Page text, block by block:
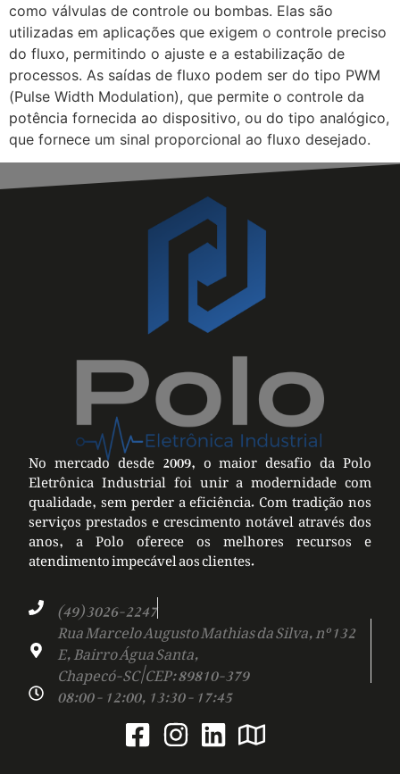
como válvulas de controle ou bombas. Elas são
utilizadas em aplicações que exigem o controle preciso
do fluxo, permitindo o ajuste e a estabilização de
processos. As saídas de fluxo podem ser do tipo PWM
(Pulse Width Modulation), que permite o controle da
potência fornecida ao dispositivo, ou do tipo analógico,
que fornece um sinal proporcional ao fluxo desejado.
No mercado desde 2009, o maior desafio da Polo
Eletrônica Industrial foi unir a modernidade com
qualidade, sem perder a eficiência. Com tradição nos
serviços prestados e crescimento notável através dos
anos, a Polo oferece os melhores recursos e
atendimento impecável aos clientes.
(49) 3026-2247
Rua Marcelo Augusto Mathias da Silva, nº 132
E, Bairro Água Santa,
Chapecó-SC | CEP: 89810-379
08:00 - 12:00, 13:30 - 17:45